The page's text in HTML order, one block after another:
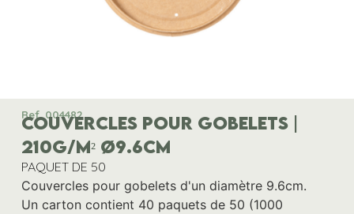
Ref. 004482
COUVERCLES POUR GOBELETS |
210G/M² ø9.6CM
PAQUET DE 50
Couvercles pour gobelets d'un diamètre 9.6cm.
Un carton contient 40 paquets de 50 (1000